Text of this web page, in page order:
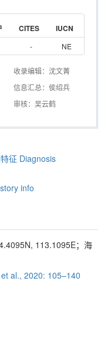
CITES IUCN
- NE
收录编辑：沈文菁
信息汇总：侯绍兵
审核：吴云鹤
征 Diagnosis
info
113.1095E；海
al., 2020: 105–140